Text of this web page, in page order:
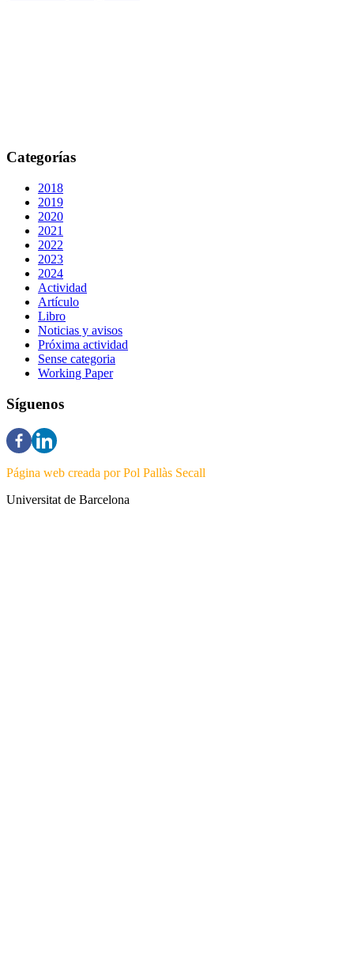
Categorías
2018
2019
2020
2021
2022
2023
2024
Actividad
Artículo
Libro
Noticias y avisos
Próxima actividad
Sense categoria
Working Paper
Síguenos
Página web creada por Pol Pallàs Secall
Universitat de Barcelona